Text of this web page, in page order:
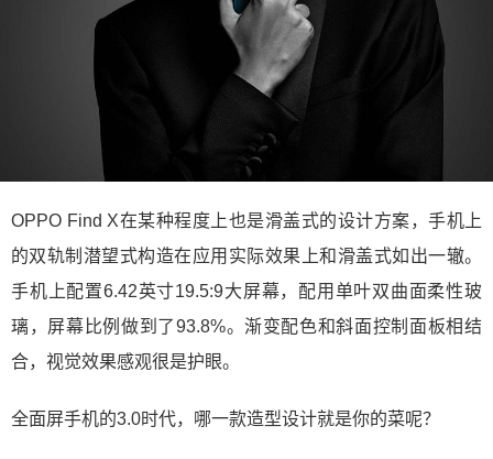
OPPO Find X在某种程度上也是滑盖式的设计方案，手机上
的双轨制潜望式构造在应用实际效果上和滑盖式如出一辙。
手机上配置6.42英寸19.5:9大屏幕，配用单叶双曲面柔性玻
璃，屏幕比例做到了93.8%。渐变配色和斜面控制面板相结
合，视觉效果感观很是护眼。
全面屏手机的3.0时代，哪一款造型设计就是你的菜呢？